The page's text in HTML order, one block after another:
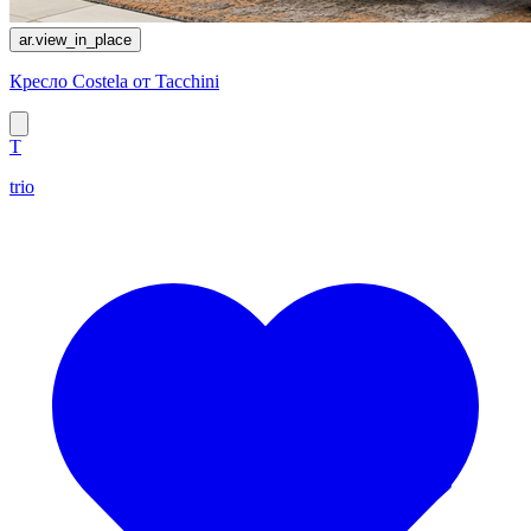
ar.view_in_place
Кресло Costela от Tacchini
T
trio